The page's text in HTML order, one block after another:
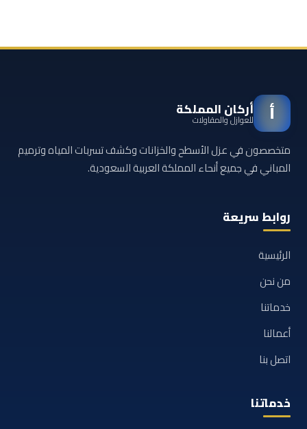
أ أركان المملكة
للعوازل والمقاولات
متخصصون في عزل الأسطح والخزانات وكشف تسربات المياه وترميم
المباني في جميع أنحاء المملكة العربية السعودية.
روابط سريعة
الرئيسية
من نحن
خدماتنا
أعمالنا
اتصل بنا
خدماتنا